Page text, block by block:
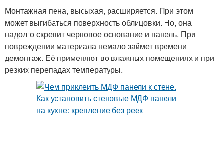
Монтажная пена, высыхая, расширяется. При этом
может выгибаться поверхность облицовки. Но, она
надолго скрепит черновое основание и панель. При
повреждении материала немало займет времени
демонтаж. Её применяют во влажных помещениях и при
резких перепадах температуры.